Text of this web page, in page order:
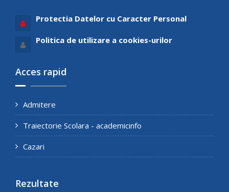
Protectia Datelor cu Caracter Personal
Politica de utilizare a cookies-urilor
Acces rapid
Admitere
Traiectorie Scolara - academicinfo
Cazari
Rezultate